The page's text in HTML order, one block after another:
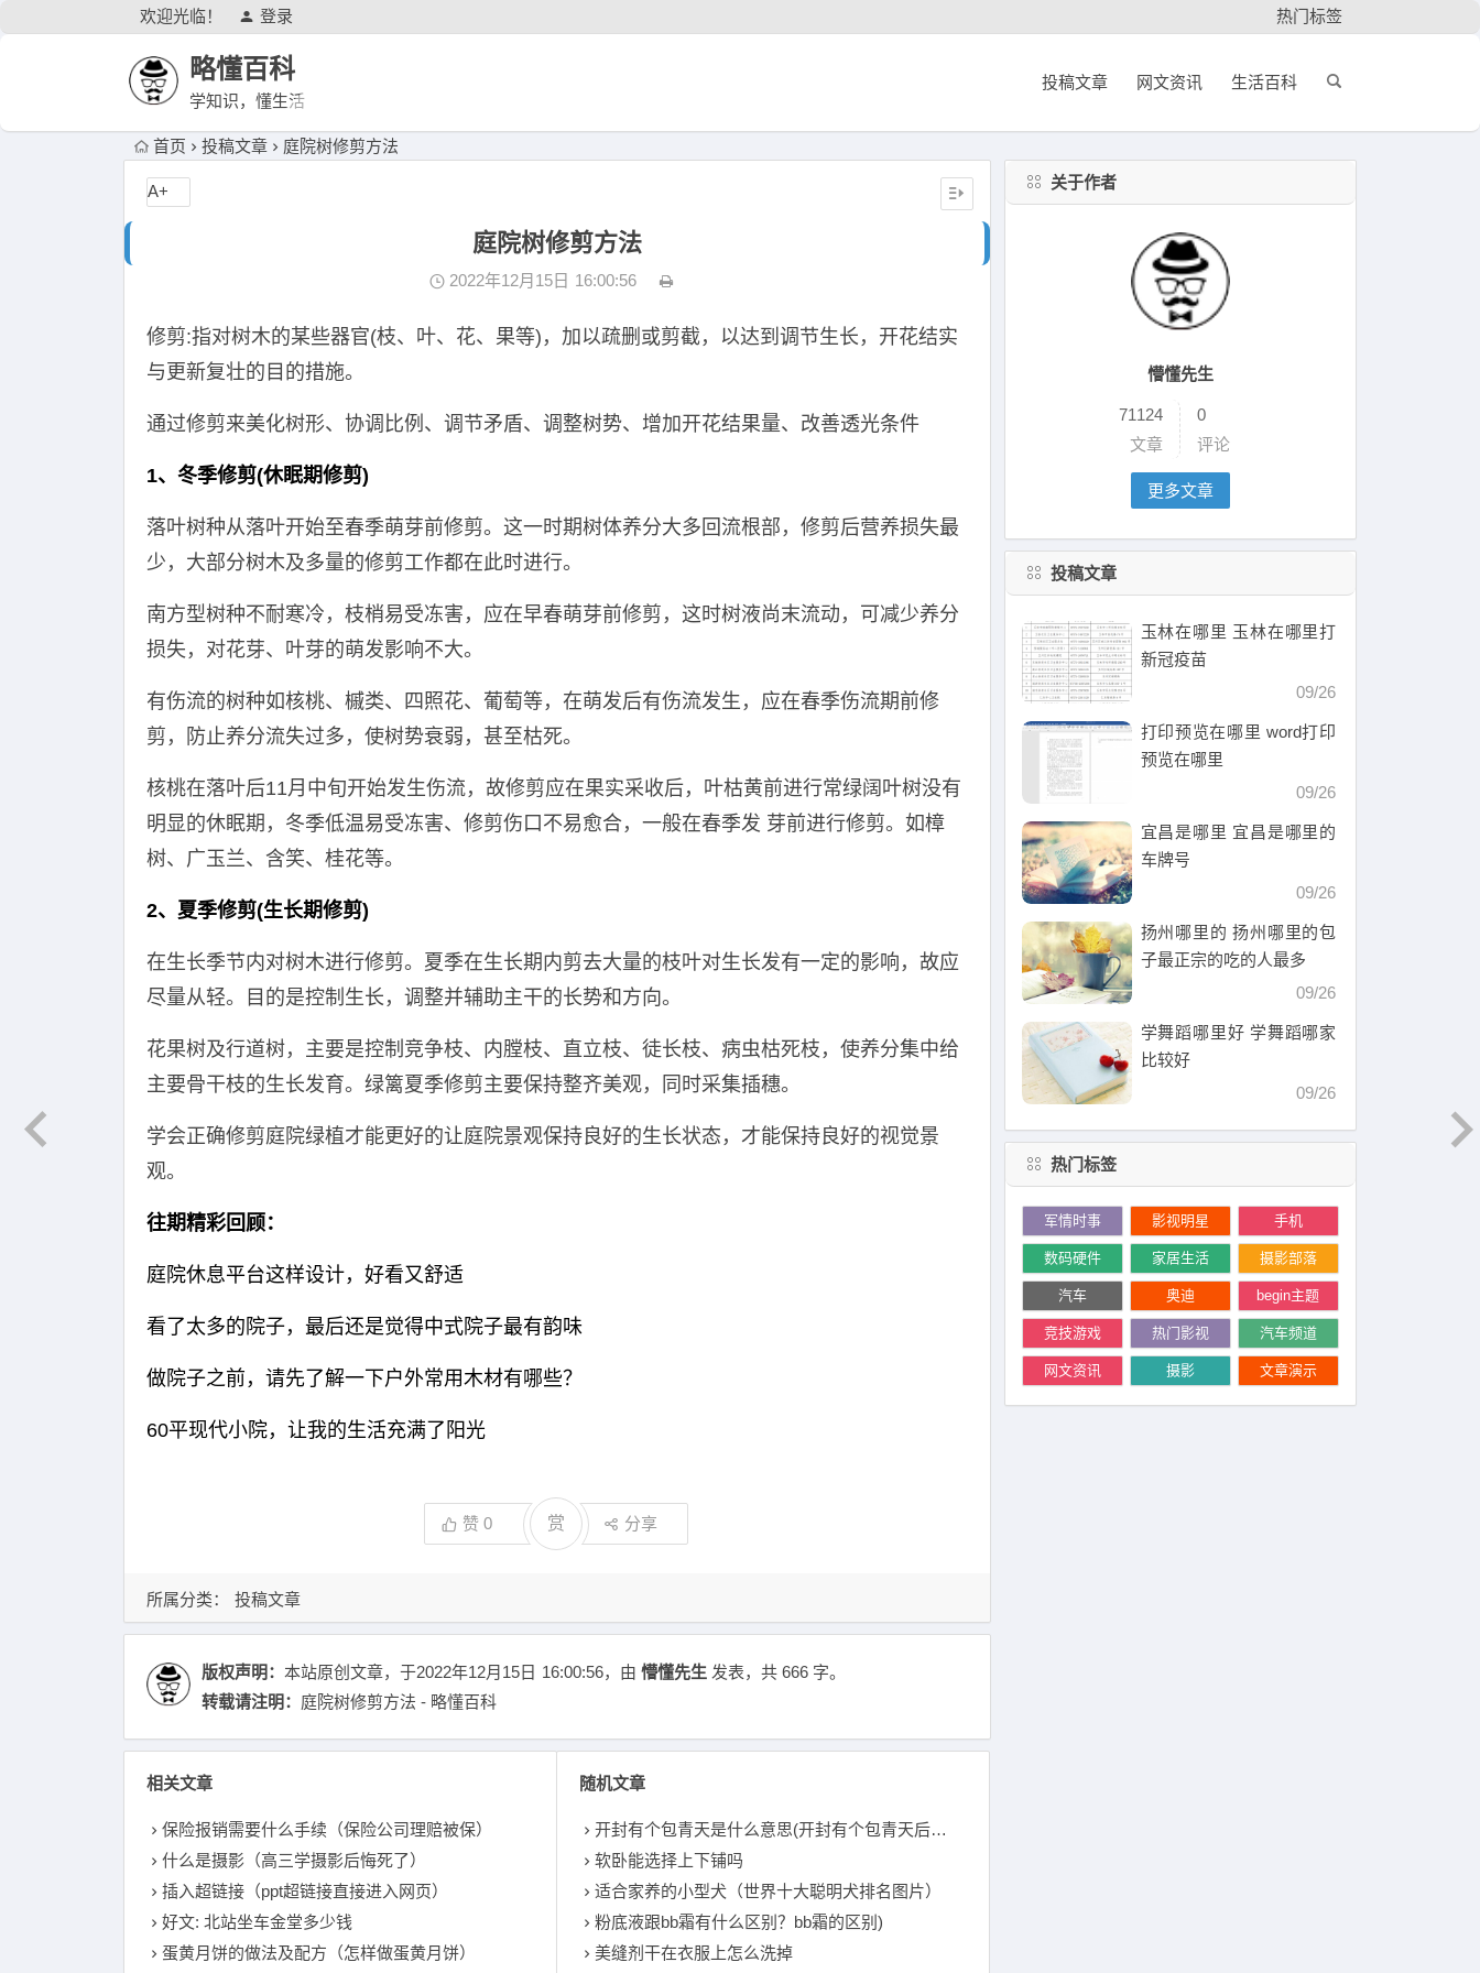
欢迎光临！ 登录 热门标签
略懂百科
学知识，懂生活
投稿文章 网文资讯 生活百科
首页 投稿文章 庭院树修剪方法
庭院树修剪方法
2022年12月15日 16:00:56
修剪:指对树木的某些器官(枝、叶、花、果等)，加以疏删或剪截，以达到调节生长，开花结实
与更新复壮的目的措施。
通过修剪来美化树形、协调比例、调节矛盾、调整树势、增加开花结果量、改善透光条件
1、冬季修剪(休眠期修剪)
落叶树种从落叶开始至春季萌芽前修剪。这一时期树体养分大多回流根部，修剪后营养损失最
少，大部分树木及多量的修剪工作都在此时进行。
南方型树种不耐寒冷，枝梢易受冻害，应在早春萌芽前修剪，这时树液尚末流动，可减少养分
损失，对花芽、叶芽的萌发影响不大。
有伤流的树种如核桃、槭类、四照花、葡萄等，在萌发后有伤流发生，应在春季伤流期前修
剪，防止养分流失过多，使树势衰弱，甚至枯死。
核桃在落叶后11月中旬开始发生伤流，故修剪应在果实采收后，叶枯黄前进行常绿阔叶树没有
明显的休眠期，冬季低温易受冻害、修剪伤口不易愈合，一般在春季发 芽前进行修剪。如樟
树、广玉兰、含笑、桂花等。
2、夏季修剪(生长期修剪)
在生长季节内对树木进行修剪。夏季在生长期内剪去大量的枝叶对生长发有一定的影响，故应
尽量从轻。目的是控制生长，调整并辅助主干的长势和方向。
花果树及行道树，主要是控制竞争枝、内膛枝、直立枝、徒长枝、病虫枯死枝，使养分集中给
主要骨干枝的生长发育。绿篱夏季修剪主要保持整齐美观，同时采集插穗。
学会正确修剪庭院绿植才能更好的让庭院景观保持良好的生长状态，才能保持良好的视觉景
观。
往期精彩回顾：
庭院休息平台这样设计，好看又舒适
看了太多的院子，最后还是觉得中式院子最有韵味
做院子之前，请先了解一下户外常用木材有哪些？
60平现代小院，让我的生活充满了阳光
赞 0 赏 分享
A+
所属分类： 投稿文章
版权声明： 本站原创文章，于2022年12月15日 16:00:56，由 懵懂先生 发表，共 666 字。
转载请注明： 庭院树修剪方法 - 略懂百科
相关文章
保险报销需要什么手续（保险公司理赔被保）
什么是摄影（高三学摄影后悔死了）
插入超链接（ppt超链接直接进入网页）
好文: 北站坐车金堂多少钱
蛋黄月饼的做法及配方（怎样做蛋黄月饼）
随机文章
开封有个包青天是什么意思(开封有个包青天后三句是什么)
软卧能选择上下铺吗
适合家养的小型犬（世界十大聪明犬排名图片）
粉底液跟bb霜有什么区别？bb霜的区别)
美缝剂干在衣服上怎么洗掉
关于作者
懵懂先生
71124
文章
0
评论
更多文章
投稿文章
玉林在哪里 玉林在哪里打
新冠疫苗
09/26
打印预览在哪里 word打印
预览在哪里
09/26
宜昌是哪里 宜昌是哪里的
车牌号
09/26
扬州哪里的 扬州哪里的包
子最正宗的吃的人最多
09/26
学舞蹈哪里好 学舞蹈哪家
比较好
09/26
热门标签
军情时事 影视明星 手机
数码硬件 家居生活 摄影部落
汽车 奥迪 begin主题
竞技游戏 热门影视 汽车频道
网文资讯 摄影 文章演示